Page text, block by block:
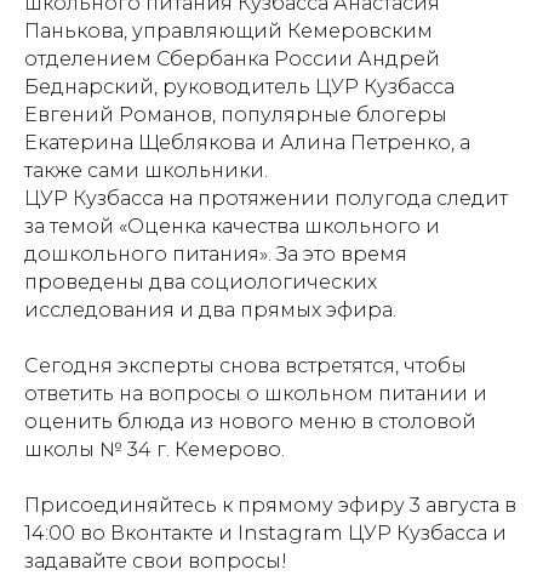
Панькова, управляющий Кемеровским
отделением Сбербанка России Андрей
Беднарский, руководитель ЦУР Кузбасса
Евгений Романов, популярные блогеры
Екатерина Щеблякова и Алина Петренко, а
также сами школьники.
ЦУР Кузбасса на протяжении полугода следит
за темой «Оценка качества школьного и
дошкольного питания». За это время
проведены два социологических
исследования и два прямых эфира.
Сегодня эксперты снова встретятся, чтобы
ответить на вопросы о школьном питании и
оценить блюда из нового меню в столовой
школы № 34 г. Кемерово.
Присоединяйтесь к прямому эфиру 3 августа в
14:00 во Вконтакте и Instagram ЦУР Кузбасса и
задавайте свои вопросы!